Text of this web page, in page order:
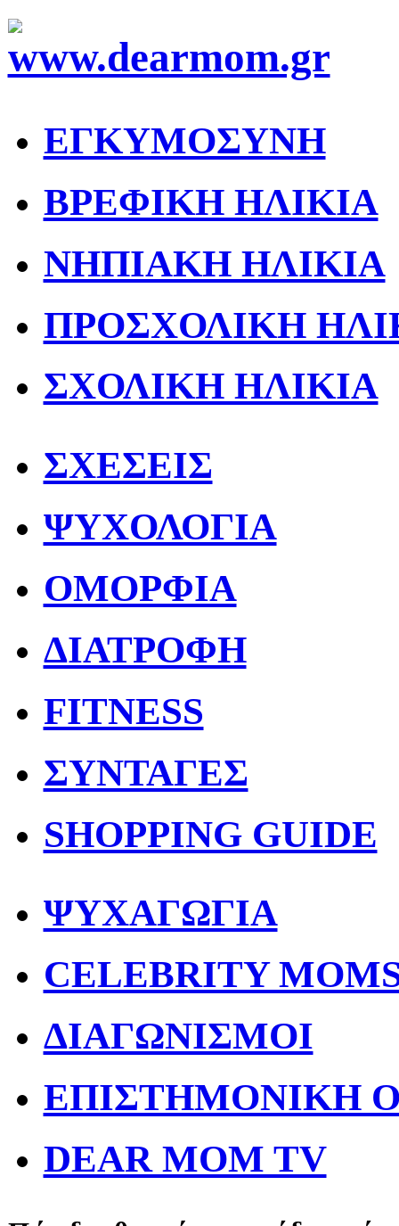
ΕΓΚΥΜΟΣΥΝΗ
ΒΡΕΦΙΚΗ ΗΛΙΚΙΑ
ΝΗΠΙΑΚΗ ΗΛΙΚΙΑ
ΠΡΟΣΧΟΛΙΚΗ
ΣΧΟΛΙΚΗ ΗΛΙΚΙΑ
ΣΧΕΣΕΙΣ
ΨΥΧΟΛΟΓΙΑ
ΟΜΟΡΦΙΑ
ΔΙΑΤΡΟΦΗ
FITNESS
ΣΥΝΤΑΓΕΣ
SHOPPING GUIDE
ΨΥΧΑΓΩΓΙΑ
CELEBRITY
ΔΙΑΓΩΝΙΣΜΟΙ
ΕΠΙΣΤΗΜΟΝΙΚΗ
DEAR MOM TV